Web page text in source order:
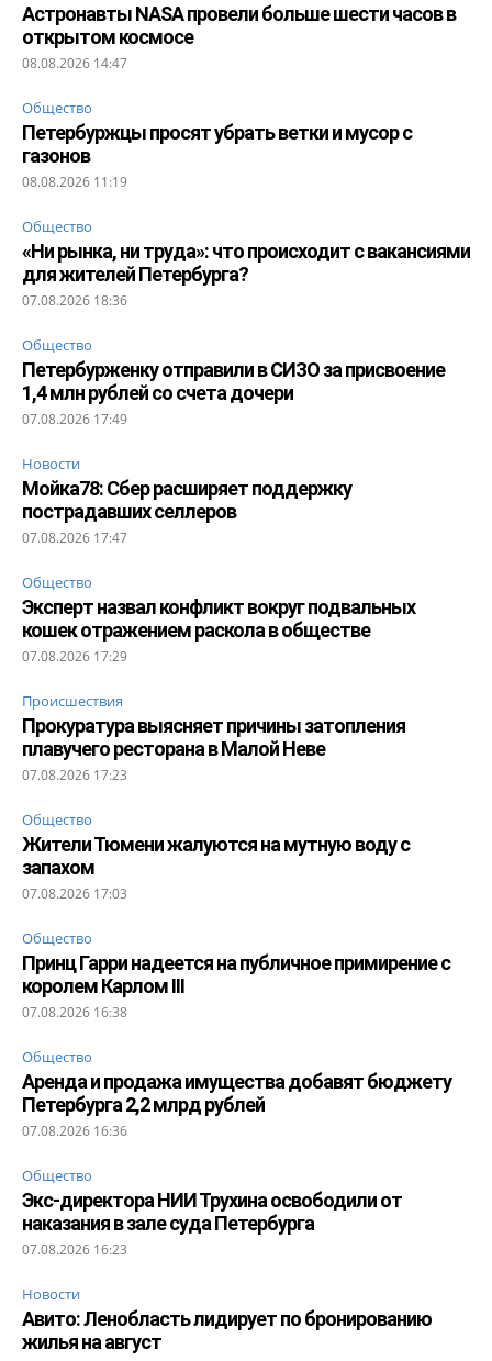
Астронавты NASA провели больше шести часов в
открытом космосе
08.08.2026 14:47
Общество
Петербуржцы просят убрать ветки и мусор с
газонов
08.08.2026 11:19
Общество
«Ни рынка, ни труда»: что происходит с вакансиями
для жителей Петербурга?
07.08.2026 18:36
Общество
Петербурженку отправили в СИЗО за присвоение
1,4 млн рублей со счета дочери
07.08.2026 17:49
Новости
Мойка78: Сбер расширяет поддержку
пострадавших селлеров
07.08.2026 17:47
Общество
Эксперт назвал конфликт вокруг подвальных
кошек отражением раскола в обществе
07.08.2026 17:29
Происшествия
Прокуратура выясняет причины затопления
плавучего ресторана в Малой Неве
07.08.2026 17:23
Общество
Жители Тюмени жалуются на мутную воду с
запахом
07.08.2026 17:03
Общество
Принц Гарри надеется на публичное примирение с
королем Карлом III
07.08.2026 16:38
Общество
Аренда и продажа имущества добавят бюджету
Петербурга 2,2 млрд рублей
07.08.2026 16:36
Общество
Экс-директора НИИ Трухина освободили от
наказания в зале суда Петербурга
07.08.2026 16:23
Новости
Авито: Ленобласть лидирует по бронированию
жилья на август